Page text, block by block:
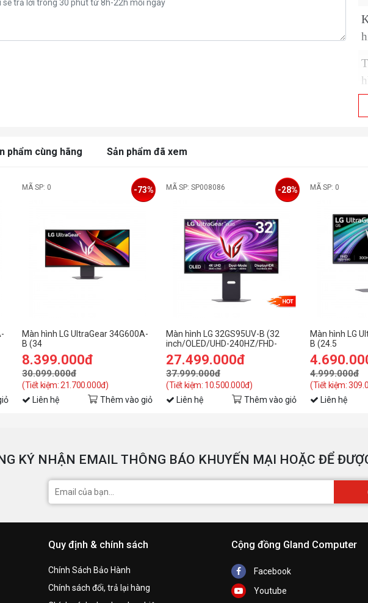
phẩm cùng hãng Sản phẩm đã xem
MÃ SP: 0
Màn hình LG UltraGear 34G600A-
B (34
inch/WQHD/VA/160Hz/1ms/cong/loa)
8.399.000đ
30.099.000đ
(Tiết kiệm: 21.700.000đ)
-73%
Liên hệ Thêm vào giỏ
MÃ SP: SP008086
Màn hình LG 32GS95UV-B (32
inch/OLED/UHD-240HZ/FHD-
480Hz/0.03ms)
27.499.000đ
37.999.000đ
(Tiết kiệm: 10.500.000đ)
-28%
Liên hệ Thêm vào giỏ
MÃ SP: 0
Màn hình LG
B (24.5
inch/FHD/IPS/
4.999.000đ
(Tiết kiệm:
Liên hệ
KÝ NHẬN EMAIL THÔNG BÁO KHUYẾN MẠI HOẶC ĐỂ
Quy định & chính sách
Chính Sách Bảo Hành
Chính sách đổi, trả lại hàng
Cộng đồng Gland Computer
Facebook
Youtube